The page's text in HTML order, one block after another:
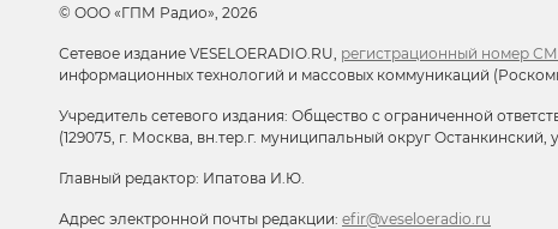
© ООО «ГПМ Радио», 2026
Сетевое издание VESELOERADIO.RU, регистрационный номер
информационных технологий и массовых коммуникаций
Учредитель сетевого издания: Общество с ограниченной
(129075, г. Москва, вн.тер.г. муниципальный округ Останкинский,
Главный редактор: Ипатова И.Ю.
Адрес электронной почты редакции: efir@veseloeradio.ru